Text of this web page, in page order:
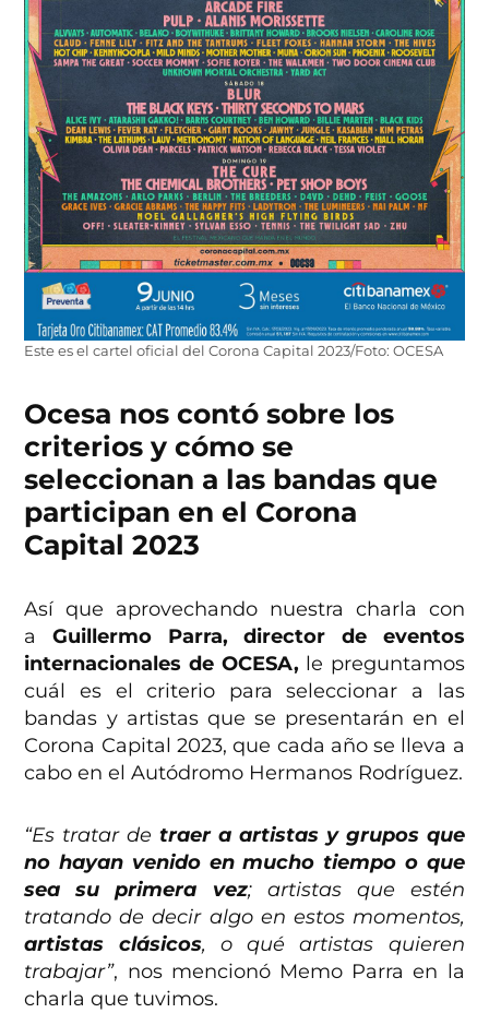
Este es el cartel oficial del Corona Capital 2023/Foto: OCESA
Ocesa nos contó sobre los
criterios y cómo se
seleccionan a las bandas que
participan en el Corona
Capital 2023
Así que aprovechando nuestra charla con
aGuillermo Parra, director de eventos
internacionales de OCESA, le preguntamos
cuál es el criterio para seleccionar a las
bandas y artistas que se presentarán en el
Corona Capital 2023, que cada año se lleva a
cabo en el Autódromo Hermanos Rodríguez.
“Es tratar detraer a artistas y grupos que
no hayan venido en mucho tiempo o que
sea su primera vez; artistas que estén
tratando de decir algo en estos momentos,
artistas clásicos, o qué artistas quieren
trabajar”, nos mencionó Memo Parra en la
charla que tuvimos.